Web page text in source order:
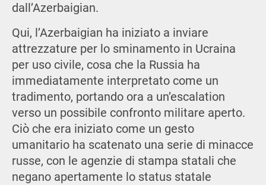
dall’Azerbaigian.
Qui, l’Azerbaigian ha iniziato a inviare
attrezzature per lo sminamento in Ucraina
per uso civile, cosa che la Russia ha
immediatamente interpretato come un
tradimento, portando ora a un’escalation
verso un possibile confronto militare aperto.
Ciò che era iniziato come un gesto
umanitario ha scatenato una serie di minacce
russe, con le agenzie di stampa statali che
negano apertamente lo status statale